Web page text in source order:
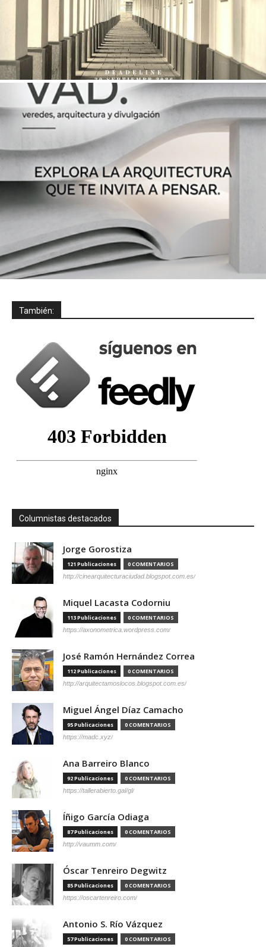
También:
Columnistas destacados
Jorge Gorostiza
121 Publicaciones 0 COMENTARIOS
http://cinearquitecturaciudad.blogspot.com.es/
Miquel Lacasta Codorniu
113 Publicaciones 0 COMENTARIOS
https://axonometrica.wordpress.com/
José Ramón Hernández Correa
112 Publicaciones 0 COMENTARIOS
http://arquitectamoslocos.blogspot.com.es/
Miguel Ángel Díaz Camacho
95 Publicaciones 0 COMENTARIOS
https://madc.xyz/
Ana Barreiro Blanco
92 Publicaciones 0 COMENTARIOS
https://tallerabierto.gal/gl/
Íñigo García Odiaga
87 Publicaciones 0 COMENTARIOS
http://vaumm.com/
Óscar Tenreiro Degwitz
85 Publicaciones 0 COMENTARIOS
https://oscartenreiro.com/
Antonio S. Río Vázquez
57 Publicaciones 0 COMENTARIOS